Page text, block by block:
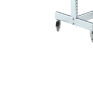
Antrieb
direkt, Zug